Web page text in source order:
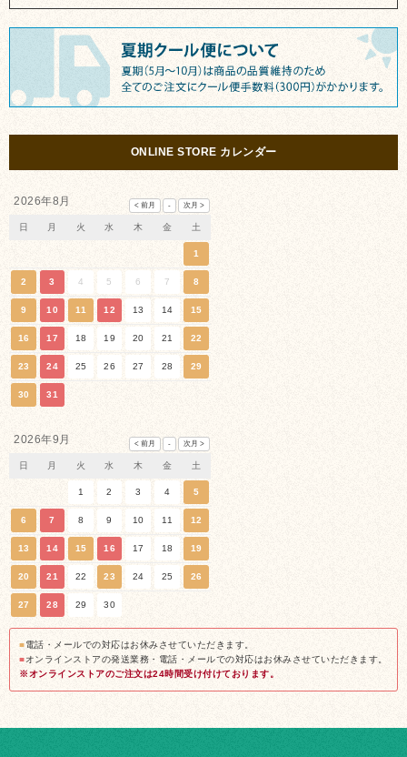
ONLINE STORE カレンダー
2026年8月
日 月 火 水 木 金 土
1
2 3 4 5 6 7 8
9 10 11 12 13 14 15
16 17 18 19 20 21 22
23 24 25 26 27 28 29
30 31
2026年9月
日 月 火 水 木 金 土
1 2 3 4 5
6 7 8 9 10 11 12
13 14 15 16 17 18 19
20 21 22 23 24 25 26
27 28 29 30
■電話・メールでの対応はお休みさせていただきます。
■オンラインストアの発送業務・電話・メールでの対応はお休みさせていただきます。
※オンラインストアのご注文は24時間受け付けております。